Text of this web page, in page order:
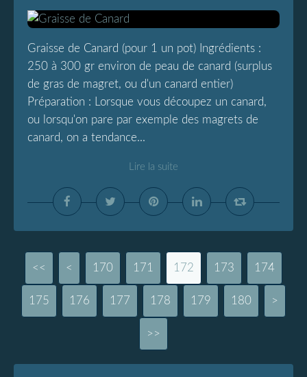
Graisse de Canard (pour 1 un pot) Ingrédients :
250 à 300 gr environ de peau de canard (surplus
de gras de magret, ou d'un canard entier)
Préparation : Lorsque vous découpez un canard,
ou lorsqu'on pare par exemple des magrets de
canard, on a tendance...
Lire la suite
<< < 100
110
120
130
140
150
160
170 171 172 173 174
175 176 177 178 179 180 >
>>